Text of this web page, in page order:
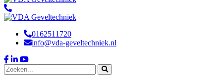
0162511720
info@vda-geveltechniek.nl